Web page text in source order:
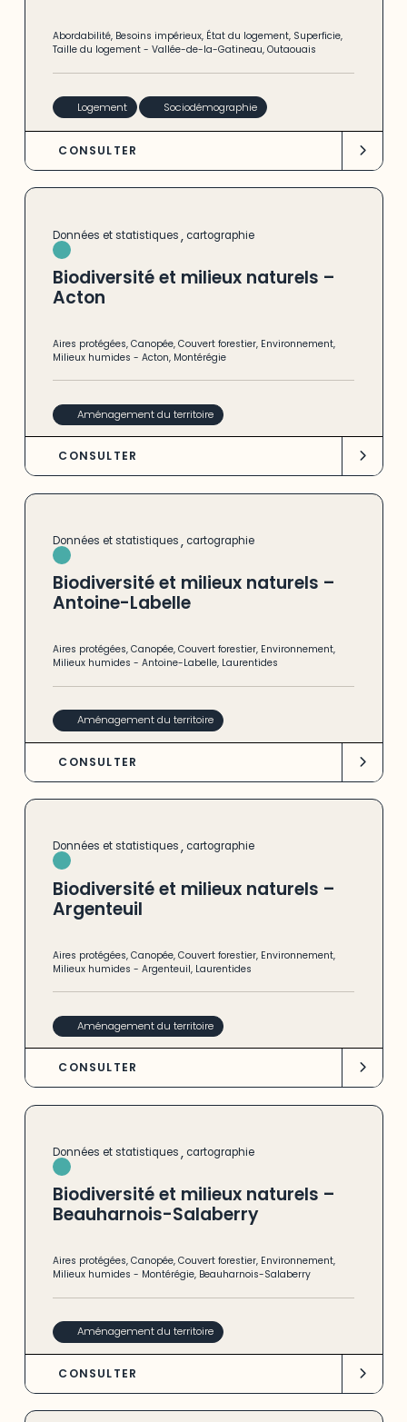
Abordabilité, Besoins impérieux, État du logement, Superficie,
Taille du logement -Vallée-de-la-Gatineau,Outaouais
Logement Sociodémographie
CONSULTER
Données et statistiques, cartographie
Biodiversité et milieux naturels –
Acton
Aires protégées,Canopée,Couvert forestier, Environnement,
Milieux humides -Acton, Montérégie
Aménagement du territoire
CONSULTER
Données et statistiques, cartographie
Biodiversité et milieux naturels –
Antoine-Labelle
Aires protégées,Canopée,Couvert forestier, Environnement,
Milieux humides -Antoine-Labelle, Laurentides
Aménagement du territoire
CONSULTER
Données et statistiques, cartographie
Biodiversité et milieux naturels –
Argenteuil
Aires protégées,Canopée,Couvert forestier, Environnement,
Milieux humides -Argenteuil, Laurentides
Aménagement du territoire
CONSULTER
Données et statistiques, cartographie
Biodiversité et milieux naturels –
Beauharnois-Salaberry
Aires protégées,Canopée,Couvert forestier, Environnement,
Milieux humides - Montérégie, Beauharnois-Salaberry
Aménagement du territoire
CONSULTER